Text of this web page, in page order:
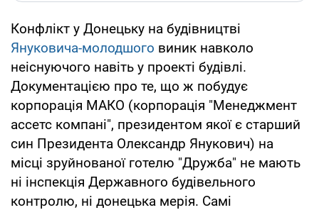
Конфлікт у Донецьку на будівництві
Януковича-молодшого виник навколо
неіснуючого навіть у проекті будівлі.
Документацією про те, що ж побудує
корпорація МАКО (корпорація "Менеджмент
ассетс компані", президентом якої є старший
син Президента Олександр Янукович) на
місці зруйнованої готелю "Дружба" не мають
ні інспекція Державного будівельного
контролю, ні донецька мерія. Самі